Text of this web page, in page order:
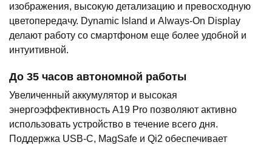
изображения, высокую детализацию и превосходную
цветопередачу. Dynamic Island и Always-On Display
делают работу со смартфоном еще более удобной и
интуитивной.
До 35 часов автономной работы
Увеличенный аккумулятор и высокая
энергоэффективность A19 Pro позволяют активно
использовать устройство в течение всего дня.
Поддержка USB-C, MagSafe и Qi2 обеспечивает